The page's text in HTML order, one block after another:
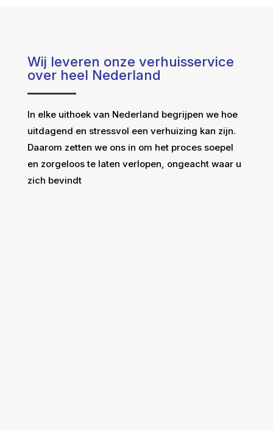
Wij leveren onze verhuisservice
over heel Nederland
In elke uithoek van Nederland begrijpen we hoe
uitdagend en stressvol een verhuizing kan zijn.
Daarom zetten we ons in om het proces soepel
en zorgeloos te laten verlopen, ongeacht waar u
zich bevindt